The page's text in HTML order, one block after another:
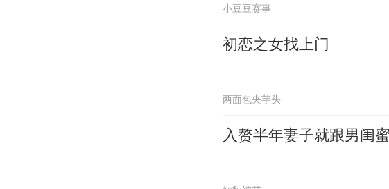
小豆豆赛事
初恋之女找上门
两面包夹芋头
入赘半年妻子就跟男闺